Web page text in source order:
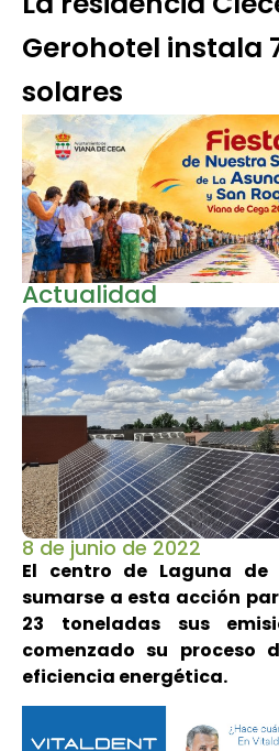
Gerohotel instala
solares
Actualidad
8 de junio de 2022
El centro de Laguna de
sumarse a esta acción
23 toneladas sus
comenzado su proceso
eficiencia energética.